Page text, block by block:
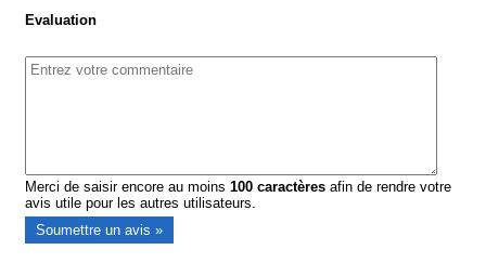
Evaluation
Merci de saisir encore au moins100 caractères afin de rendre votre
avis utile pour les autres utilisateurs.